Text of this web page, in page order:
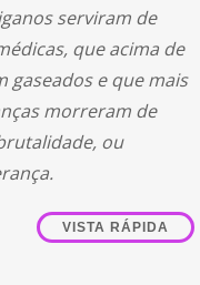
serviram de
que acima de
gaseados e que mais
morreram de
ou
VISTA RÁPIDA